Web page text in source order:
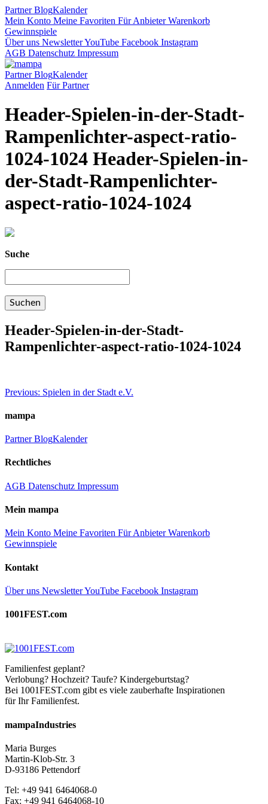
PartnerBlogKalender
Mein Konto Meine Favoriten Für AnbieterWarenkorb
Gewinnspiele
Über uns NewsletterYouTube Facebook Instagram
AGB Datenschutz Impressum
PartnerBlogKalender
Anmelden Für Partner
Header-Spielen-in-der-Stadt-
Rampenlichter-aspect-ratio-
1024-1024 Header-Spielen-in-
der-Stadt-Rampenlichter-
aspect-ratio-1024-1024
Suche
Header-Spielen-in-der-Stadt-
Rampenlichter-aspect-ratio-1024-1024
Beitragsnavigation
Previous: Spielen in der Stadt e.V.
mampa
PartnerBlogKalender
Rechtliches
AGB Datenschutz Impressum
Mein mampa
Mein Konto Meine Favoriten Für AnbieterWarenkorb
Gewinnspiele
Kontakt
Über uns NewsletterYouTube Facebook Instagram
1001FEST.com
Familienfest geplant?
Verlobung? Hochzeit? Taufe? Kindergeburtstag?
Bei 1001FEST.com gibt es viele zauberhafte Inspirationen
für Ihr Familienfest.
mampaIndustries
Maria Burges
Martin-Klob-Str. 3
D-93186 Pettendorf
Tel: +49 941 6464068-0
Fax: +49 941 6464068-10